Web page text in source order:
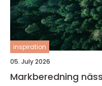
inspiration
05. July 2026
Markberedning nässjö grunden för